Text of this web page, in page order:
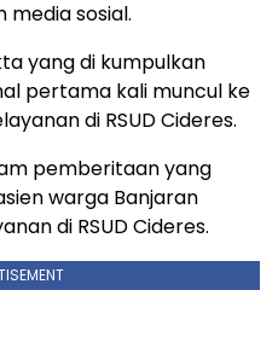
sosial.
yang di kumpulkan
pertama kali muncul ke
di RSUD Cideres.
pemberitaan yang
warga Banjaran
di RSUD Cideres.